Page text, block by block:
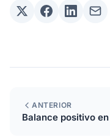
ANTERIOR
Balance positivo